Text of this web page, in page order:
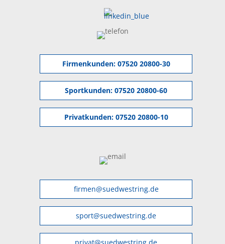
Firmenkunden: 07520 20800-30
Sportkunden: 07520 20800-60
Privatkunden: 07520 20800-10
firmen@suedwestring.de
sport@suedwestring.de
privat@suedwestring.de